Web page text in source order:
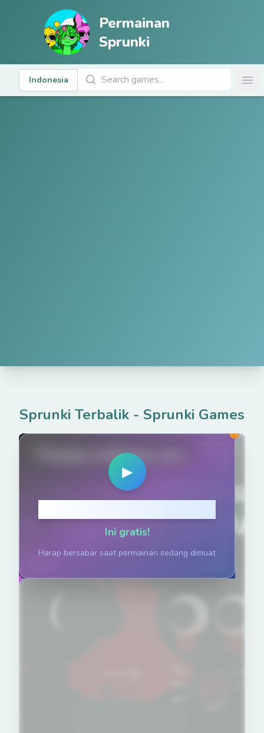
Permainan
Sprunki
Indonesia
Cari Permainan
Sprunki Terbalik - Sprunki Games
PlaySprunkiGame.com
▶
Ini gratis!
Harap bersabar saat permainan sedang dimuat